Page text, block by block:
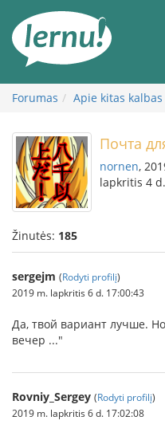
turinį
Forumas Apie kitas kalbas
Почта
nornen,
lapkritis 4 d.
Žinutės: 185
sergejm (Rodyti profilį)
2019 m. lapkritis 6 d. 17:00:43
Да, твой вариант лучше.
вечер ..."
Rovniy_Sergey (Rodyti profilį)
2019 m. lapkritis 6 d. 17:02:08